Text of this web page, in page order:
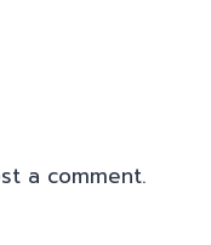
a comment.